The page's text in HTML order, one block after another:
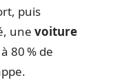
puis
une voiture
80 % de